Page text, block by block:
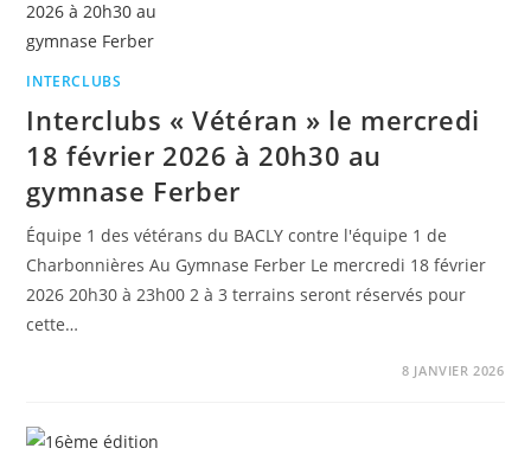
INTERCLUBS
Interclubs « Vétéran » le mercredi
18 février 2026 à 20h30 au
gymnase Ferber
Équipe 1 des vétérans du BACLY contre l'équipe 1 de
Charbonnières Au Gymnase Ferber Le mercredi 18 février
2026 20h30 à 23h00 2 à 3 terrains seront réservés pour
cette…
8 JANVIER 2026